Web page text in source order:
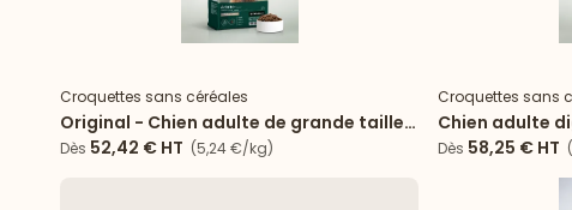
Croquettes sans céréales
Original - Chien adulte de grande taille
(>30 kg)
Dès 52,42 € HT (5,24 €/kg)
Croquettes sans
Chien adulte
tailles - 15 kg
Dès 58,25 € HT